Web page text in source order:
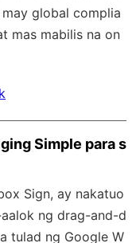
global complia
mas mabilis na on
Simple para s
Sign, ay nakatuo
ng drag-and-d
tulad ng Google W